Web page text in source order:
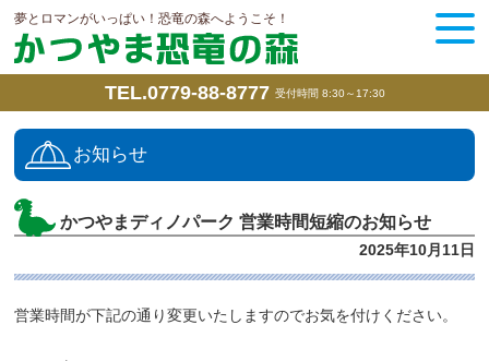
夢とロマンがいっぱい！恐竜の森へようこそ！
TEL.0779-88-8777 受付時間 8:30～17:30
お知らせ
かつやまディノパーク 営業時間短縮のお知らせ
2025年10月11日
営業時間が下記の通り変更いたしますのでお気を付けください。